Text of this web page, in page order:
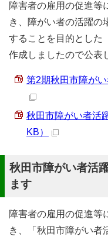
障害者の雇用の促進等
き、障がい者の活躍の
することを目的とした
作成しましたので公表
第2期秋田市障が
秋田市障がい者活
KB）
秋田市障がい者活
ます
障害者の雇用の促進等
き、「秋田市障がい者